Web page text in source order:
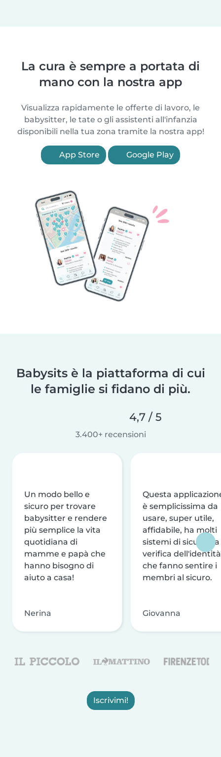
La cura è sempre a portata di
mano con la nostra app
Visualizza rapidamente le offerte di lavoro, le
babysitter, le tate o gli assistenti all'infanzia
disponibili nella tua zona tramite la nostra app!
App Store Google Play
Babysits è la piattaforma di cui
le famiglie si fidano di più.
4,7 / 5
3.400+ recensioni
Un modo bello e
sicuro per trovare
babysitter e rendere
più semplice la vita
quotidiana di
mamme e papà che
hanno bisogno di
aiuto a casa!
Nerina
Questa
è semplicissima da
usare, super utile,
affidabile, ha molti
sistemi di sicurezza
verifica dell'identità
che fanno sentire i
membri al sicuro.
Giovanna
Iscrivimi!